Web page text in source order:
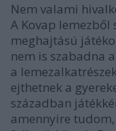
Nem valami
A Kovap
meghajtású
nem is szabadna
a
ejthetnek a
században
amennyire